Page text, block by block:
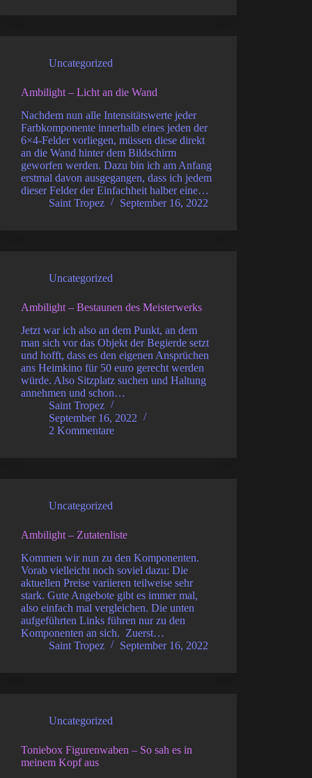
Uncategorized
Ambilight – Licht an die Wand
Nachdem nun alle Intensitätswerte jeder
Farbkomponente innerhalb eines jeden der
6×4-Felder vorliegen, müssen diese direkt
an die Wand hinter dem Bildschirm
geworfen werden. Dazu bin ich am Anfang
erstmal davon ausgegangen, dass ich jedem
dieser Felder der Einfachheit halber eine…
Saint Tropez
September 16, 2022
Uncategorized
Ambilight – Bestaunen des Meisterwerks
Jetzt war ich also an dem Punkt, an dem
man sich vor das Objekt der Begierde setzt
und hofft, dass es den eigenen Ansprüchen
ans Heimkino für 50 euro gerecht werden
würde. Also Sitzplatz suchen und Haltung
annehmen und schon…
Saint Tropez
September 16, 2022
2 Kommentare
Uncategorized
Ambilight – Zutatenliste
Kommen wir nun zu den Komponenten.
Vorab vielleicht noch soviel dazu: Die
aktuellen Preise variieren teilweise sehr
stark. Gute Angebote gibt es immer mal,
also einfach mal vergleichen. Die unten
aufgeführten Links führen nur zu den
Komponenten an sich. Zuerst…
Saint Tropez
September 16, 2022
Uncategorized
Toniebox Figurenwaben – So sah es in
meinem Kopf aus